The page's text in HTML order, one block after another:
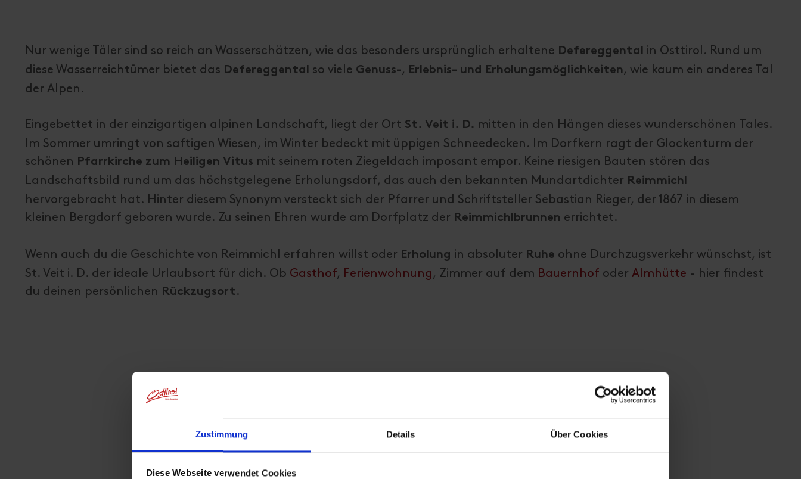
Zustimmung Details Über Cookies
Diese Webseite verwendet Cookies
Nur wenige Täler sind so reich an Wasserschätzen, wie das besonders ursprünglich erhaltene Defereggental in Osttirol. Rund um
diese Wasserreichtümer bietet das Defereggental so viele Genuss-, Erlebnis- und Erholungsmöglichkeiten, wie kaum ein anderes Tal
der Alpen.
Eingebettet in der einzigartigen alpinen Landschaft, liegt der Ort St. Veit i. D. mitten in den Hängen dieses wunderschönen Tales.
Im Sommer umringt von saftigen Wiesen, im Winter bedeckt mit üppigen Schneedecken. Im Dorfkern ragt der Glockenturm der
schönen Pfarrkirche zum Heiligen Vitus mit seinem roten Ziegeldach imposant empor. Keine riesigen Bauten stören das
Landschaftsbild rund um das höchstgelegene Erholungsdorf, das auch den bekannten Mundartdichter Reimmichl
hervorgebracht hat. Hinter diesem Synonym versteckt sich der Pfarrer und Schriftsteller Sebastian Rieger, der 1867 in diesem
kleinen Bergdorf geboren wurde. Zu seinen Ehren wurde am Dorfplatz der Reimmichlbrunnen errichtet.
Wenn auch du die Geschichte von Reimmichl erfahren willst oder Erholung in absoluter Ruhe ohne Durchzugsverkehr wünschst, ist
St. Veit i. D. der ideale Urlaubsort für dich. Ob Gasthof, Ferienwohnung , Zimmer auf dem Bauernhof oder Almhütte - hier findest
du deinen persönlichen Rückzugsort.